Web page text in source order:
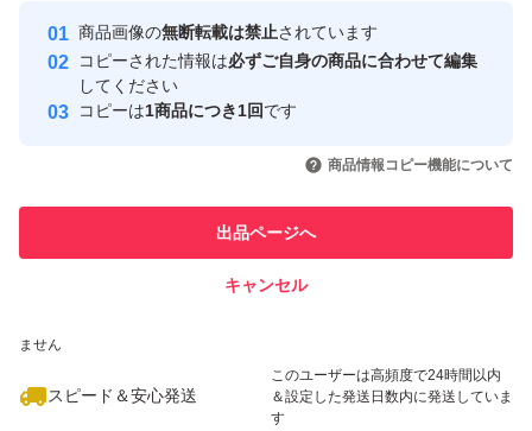
安心取引出品者
心・安全なユーザーです
取引実績
引を完了させた実績があります
での取引実績があります
ません
スピード＆安心発送
このユーザーは高頻度で24時間以内
＆設定した発送日数内に発送していま
す
商品画像の無断転載は禁止されています
コピーされた情報は必ずご自身の商品に合わせて編集
してください
コピーは1商品につき1回です
商品情報コピー機能について
出品ページへ
キャンセル